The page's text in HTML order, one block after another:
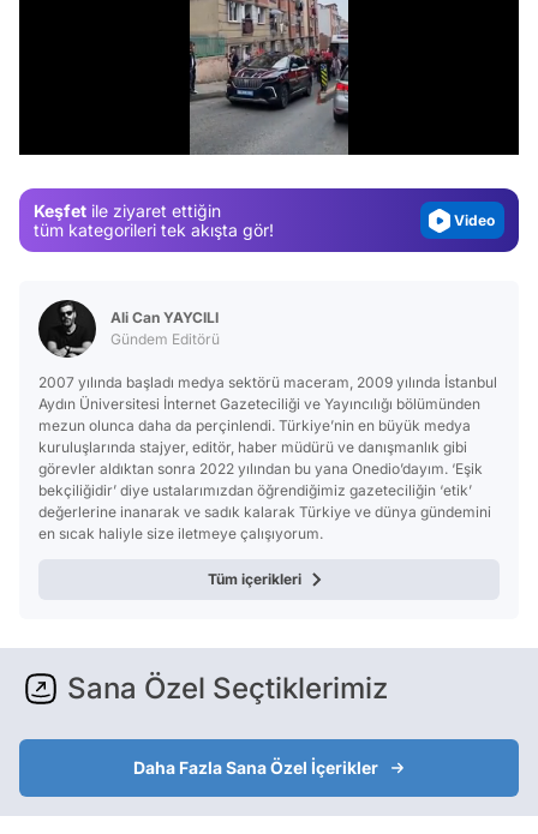
Keşfet ile ziyaret ettiğin
tüm kategorileri tek akışta gör!
Video
Ali Can YAYCILI
Gündem Editörü
2007 yılında başladı medya sektörü maceram, 2009 yılında İstanbul
Aydın Üniversitesi İnternet Gazeteciliği ve Yayıncılığı bölümünden
mezun olunca daha da perçinlendi. Türkiye’nin en büyük medya
kuruluşlarında stajyer, editör, haber müdürü ve danışmanlık gibi
görevler aldıktan sonra 2022 yılından bu yana Onedio’dayım. ‘Eşik
bekçiliğidir’ diye ustalarımızdan öğrendiğimiz gazeteciliğin ‘etik’
değerlerine inanarak ve sadık kalarak Türkiye ve dünya gündemini
en sıcak haliyle size iletmeye çalışıyorum.
Tüm içerikleri
Sana Özel Seçtiklerimiz
Daha Fazla Sana Özel İçerikler